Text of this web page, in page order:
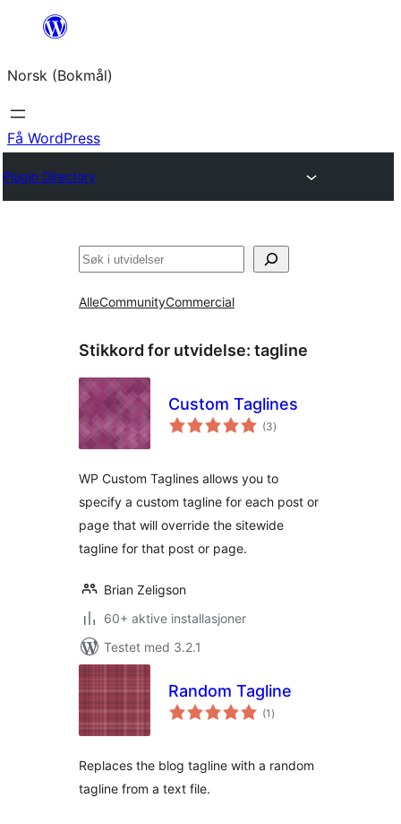
Hopp
innhold
Norsk (Bokmål)
Få WordPress
Plugin Directory
Søk
AlleCommunityCommercial
Stikkord for utvidelse: tagline
Custom Taglines
(3totale
vurderinger
)
WP Custom Taglines allows you to
specify a custom tagline for each post or
page that will override the sitewide
tagline for that post or page.
Brian Zeligson
60+ aktive installasjoner
Testet med 3.2.1
Random Tagline
(1 totale
vurderinger
)
Replaces the blog tagline with a random
tagline from a text file.